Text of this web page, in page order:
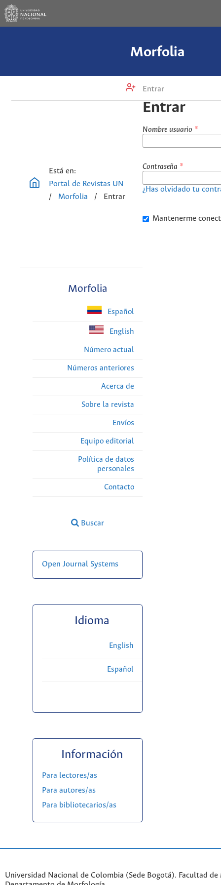
Morfolia
Entrar
Está en:
Portal de Revistas UN
/
Morfolia / Entrar
Morfolia
Español
English
Número actual
Números anteriores
Acerca de
Sobre la revista
Envíos
Equipo editorial
Política de datos
personales
Contacto
Buscar
Entrar
Nombre usuario *
Contraseña *
¿Has olvidado tu
Mantenerme
Open Journal Systems
Idioma
English
Español
Información
Para lectores/as
Para autores/as
Para bibliotecarios/as
Universidad Nacional de Colombia (Sede Bogotá). Facultad de